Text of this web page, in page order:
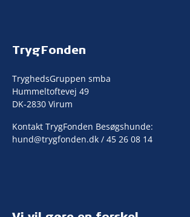
TrygFonden
TryghedsGruppen smba
Hummeltoftevej 49
DK-2830 Virum
Kontakt TrygFonden Besøgshunde:
hund@trygfonden.dk / 45 26 08 14